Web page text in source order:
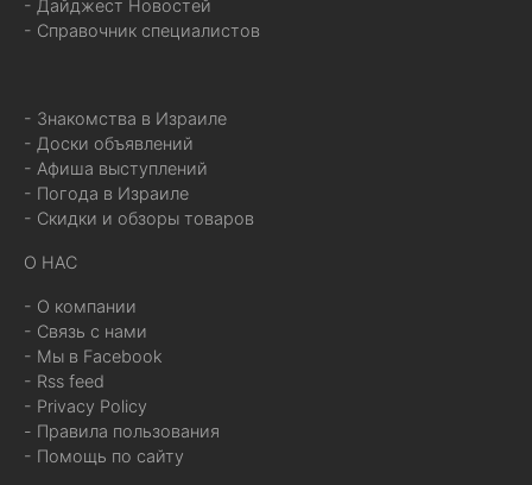
- Дайджест Новостей
- Справочник специалистов
- Знакомства в Израиле
- Доски объявлений
- Афиша выступлений
- Погода в Израиле
- Скидки и обзоры товаров
О НАС
- О компании
- Связь с нами
- Мы в Facebook
- Rss feed
- Privacy Policy
- Правила пользования
- Помощь по сайту